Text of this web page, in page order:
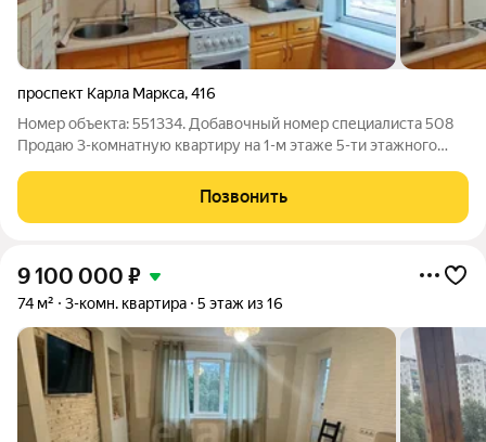
проспект Карла Маркса,416
Номер объекта: 551334. Добавочный номер специалиста 508
Продаю 3-комнатную квартиру на 1-м этаже 5-ти этажного
раздельные, на две стороны. Есть гардеробная. Квартира
теплая (отопление снизу
Позвонить
9 100 000 ₽
74 м² 3-комн. квартира 5 этаж из 16